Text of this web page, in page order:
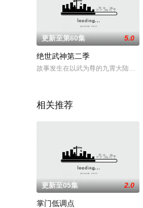
更新至第60集 5.0
绝世武神第二季
故事发生在以武为尊的九霄大陆，
相关推荐
更新至05集 2.0
掌门低调点